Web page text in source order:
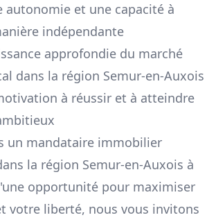
autonomie et une capacité à
indépendante
approfondie du marché
dans la région Semur-en-Auxois
à réussir et à atteindre
un mandataire immobilier
la région Semur-en-Auxois à
opportunité pour maximiser
votre liberté, nous vous invitons